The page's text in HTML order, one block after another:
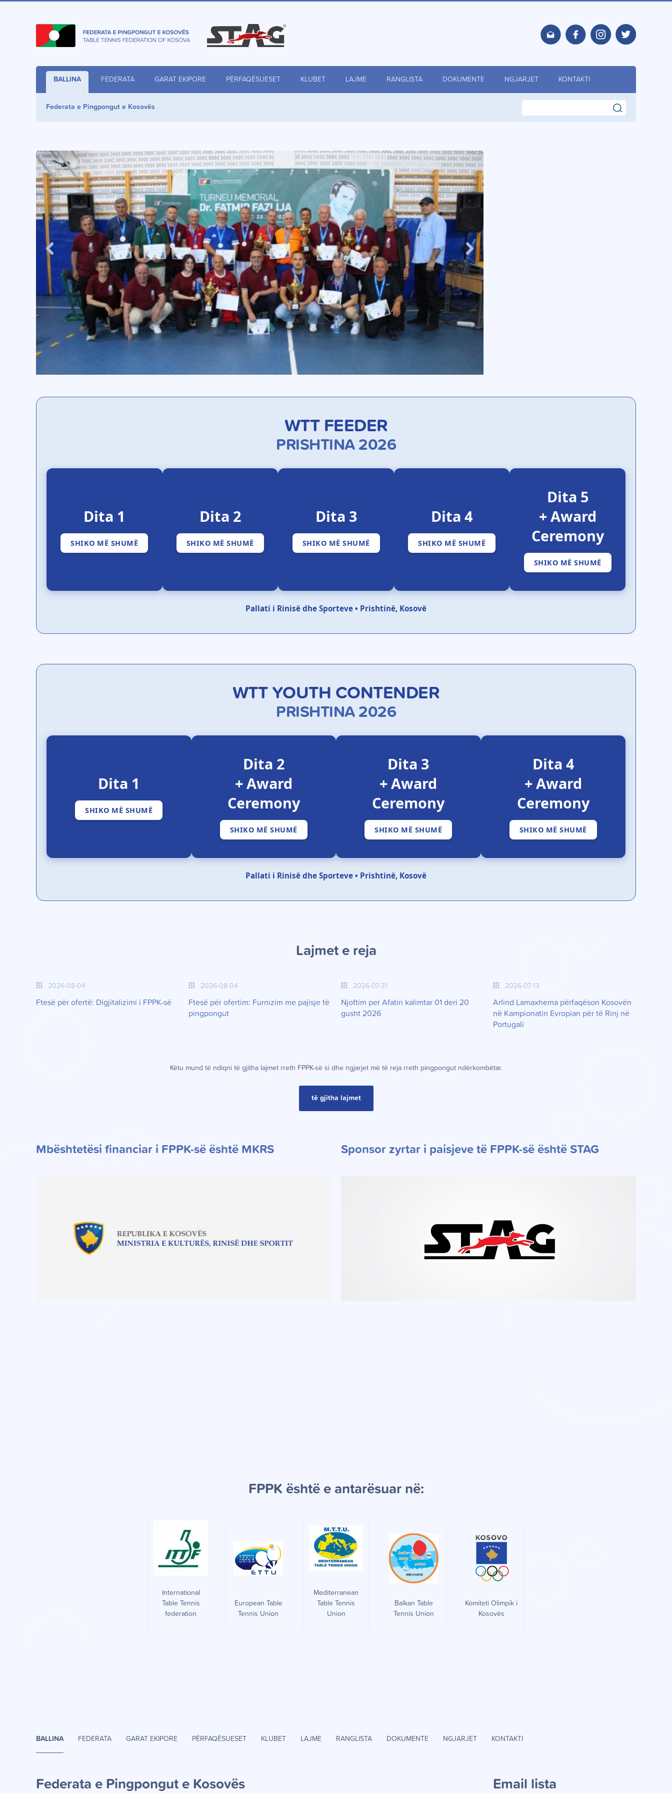
BALLINA FEDERATA GARAT EKIPORE PËRFAQËSUESET KLUBET LAJME RANGLISTA DOKUMENTE NGJARJET KONTAKTI
Federata e Pingpongut e Kosovës search
WTT FEEDER
PRISHTINA 2026
Dita 1
SHIKO MË SHUMË
Dita 2
SHIKO MË SHUMË
Dita 3
SHIKO MË SHUMË
Dita 4
SHIKO MË SHUMË
Dita 5
+ Award
Ceremony
SHIKO MË SHUMË
Pallati i Rinisë dhe Sporteve • Prishtinë, Kosovë
WTT YOUTH CONTENDER
PRISHTINA 2026
Dita 1
SHIKO MË SHUMË
Dita 2
+ Award
Ceremony
SHIKO MË SHUMË
Dita 3
+ Award
Ceremony
SHIKO MË SHUMË
Dita 4
+ Award
Ceremony
SHIKO MË SHUMË
Pallati i Rinisë dhe Sporteve • Prishtinë, Kosovë
Lajmet e reja
2026-08-04
Ftesë për ofertë: Digjitalizimi i FPPK-së
2026-08-04
Ftesë për ofertim: Furnizim me pajisje të
pingpongut
2026-07-31
Njoftim per Afatin kalimtar 01 deri 20
gusht 2026
2026-07-13
Arlind Lamaxhema përfaqëson Kosovën
në Kampionatin Evropian për të Rinj në
Portugali
Këtu mund të ndiqni të gjitha lajmet rreth FPPK-së si dhe ngjarjet më të reja rreth pingpongut ndërkombëtar.
të gjitha lajmet
Mbështetësi financiar i FPPK-së është MKRS Sponsor zyrtar i paisjeve të FPPK-së është STAG
FPPK është e antarësuar në:
International
Table Tennis
federation
European Table
Tennis Union
Mediterranean
Table Tennis
Union
Balkan Table
Tennis Union
Komiteti Olimpik i
Kosovës
BALLINA FEDERATA GARAT EKIPORE PËRFAQËSUESET KLUBET LAJME RANGLISTA DOKUMENTE NGJARJET KONTAKTI
Federata e Pingpongut e Kosovës Email lista